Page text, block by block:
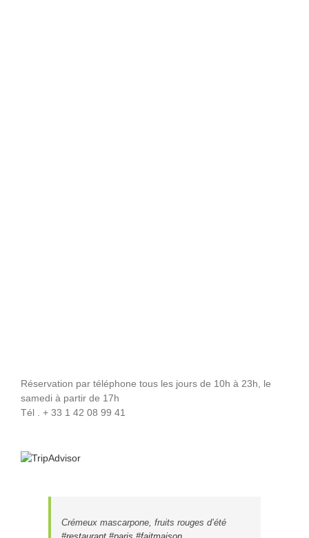
Réservation par téléphone tous les jours de 10h à 23h, le
samedi à partir de 17h
Tél . + 33 1 42 08 99 41
Crémeux mascarpone, fruits rouges d’été